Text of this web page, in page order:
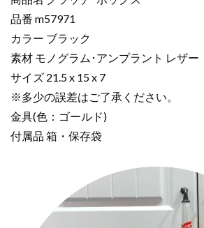
ー
ク
ラ
ッ
チ･
ボ
ク
ス
m57971
品番 m57971
カラー ブラック
素材 モノグラム･アンプラント レザー
サイズ 21.5 x 15 x 7
※多少の誤差はご了承ください。
金具(色：ゴールド)
付属品 箱・保存袋